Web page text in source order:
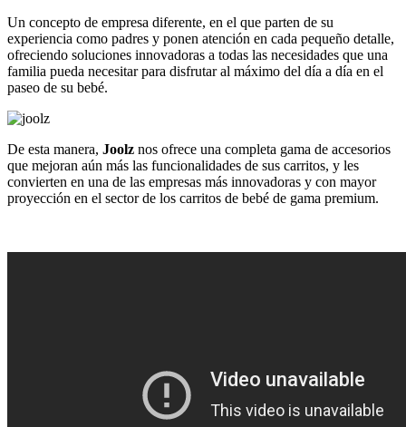
Un concepto de empresa diferente, en el que parten de su
experiencia como padres y ponen atención en cada pequeño detalle,
ofreciendo soluciones innovadoras a todas las necesidades que una
familia pueda necesitar para disfrutar al máximo del día a día en el
paseo de su bebé.
De esta manera, Joolz nos ofrece una completa gama de accesorios
que mejoran aún más las funcionalidades de sus carritos, y les
convierten en una de las empresas más innovadoras y con mayor
proyección en el sector de los carritos de bebé de gama premium.